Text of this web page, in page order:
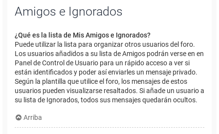
Amigos e Ignorados
¿Qué es la lista de Mis Amigos e Ignorados?
Puede utilizar la lista para organizar otros usuarios del foro.
Los usuarios añadidos a su lista de Amigos podrán verse en en
Panel de Control de Usuario para un rápido acceso a ver si
están identificados y poder así enviarles un mensaje privado.
Según la plantilla que utilice el foro, los mensajes de estos
usuarios pueden visualizarse resaltados. Si añade un usuario a
su lista de Ignorados, todos sus mensajes quedarán ocultos.
Arriba